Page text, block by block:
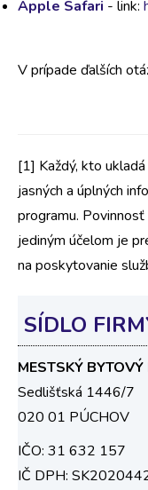
Apple Safari - link:
V prípade ďalších
[1] Každý, kto
jasných a úplných
programu.
jediným účelom je
na poskytovanie
SÍDLO
MESTSKÝ
Sedlišťská 1446/7
020 01 PÚCHOV
IČO: 31 632 157
IČ DPH: